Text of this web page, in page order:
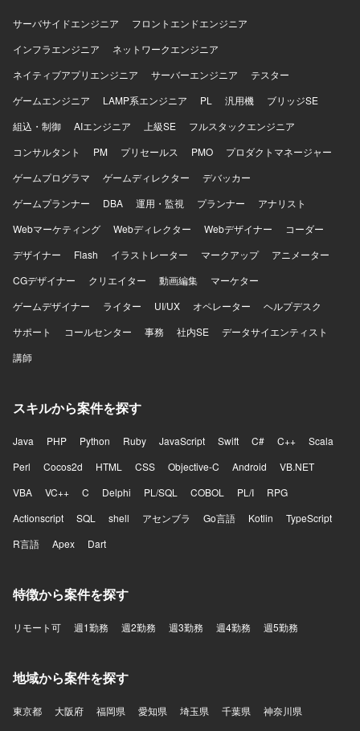
サーバサイドエンジニア
フロントエンドエンジニア
インフラエンジニア
ネットワークエンジニア
ネイティブアプリエンジニア
サーバーエンジニア
テスター
ゲームエンジニア
LAMP系エンジニア PL 汎用機
ブリッジSE
組込・制御
AIエンジニア 上級SE
フルスタックエンジニア
コンサルタント
PM プリセールス PMO
プロダクトマネージャー
ゲームプログラマ
ゲームディレクター
デバッカー
ゲームプランナー
DBA 運用・監視 プランナー
アナリスト
Webマーケティング
Webディレクター Webデザイナー
コーダー
デザイナー
Flash イラストレーター マークアップ
アニメーター
CGデザイナー
クリエイター 動画編集
マーケター
ゲームデザイナー
ライター UI/UX オペレーター
ヘルプデスク
サポート
コールセンター 事務 社内SE
データサイエンティスト
講師
スキルから案件を探す
Java PHP Python Ruby JavaScript Swift C# C++
Scala
Perl
Cocos2d HTML CSS Objective-C Android
VB.NET
VBA
VC++ C Delphi PL/SQL COBOL PL/I
RPG
Actionscript
SQL shell アセンブラ Go言語 Kotlin
TypeScript
R言語
Apex Dart
特徴から案件を探す
リモート可 週1勤務 週2勤務 週3勤務 週4勤務 週5勤務
地域から案件を探す
東京都 大阪府 福岡県 愛知県 埼玉県 千葉県
神奈川県